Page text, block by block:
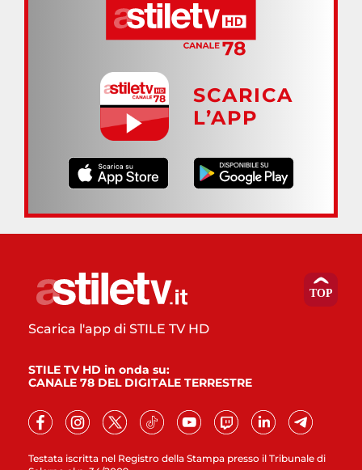
SCARICA
L’APP
Testata iscritta nel Registro della Stampa presso il Tribunale di
Scarica l'app di STILE TV HD
STILE TV HD in onda su:
CANALE 78 DEL DIGITALE TERRESTRE